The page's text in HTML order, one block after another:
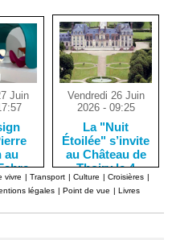
Juin
au
Vendredi 26 Juin
2026 - 09:25
La "Nuit
Étoilée" s’invite
au Château de
Thoiry le 4
juillet
vivre Transport Culture Croisières
légales Point de vue Livres